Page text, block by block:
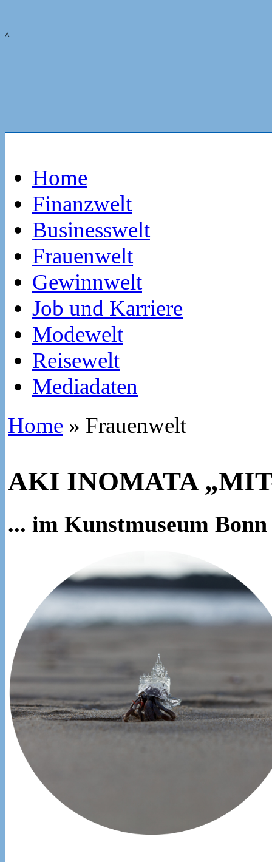
^
Home
Finanzwelt
Businesswelt
Frauenwelt
Gewinnwelt
Job und Karriere
Modewelt
Reisewelt
Mediadaten
Home » Frauenwelt
AKI INOMATA
... im Kunstmuseum Bonn